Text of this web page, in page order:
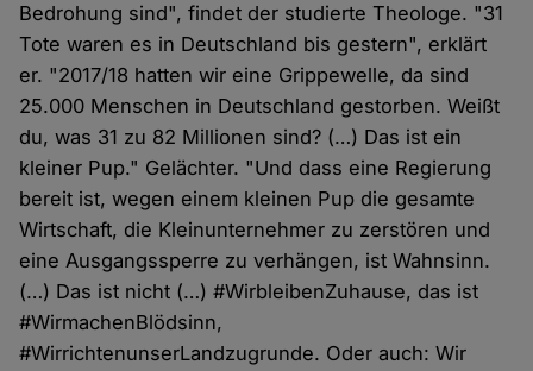
Bedrohung sind", findet der studierte Theologe. "31
Tote waren es in Deutschland bis gestern", erklärt
er. "2017/18 hatten wir eine Grippewelle, da sind
25.000 Menschen in Deutschland gestorben. Weißt
du, was 31 zu 82 Millionen sind? (…) Das ist ein
kleiner Pup." Gelächter. "Und dass eine Regierung
bereit ist, wegen einem kleinen Pup die gesamte
Wirtschaft, die Kleinunternehmer zu zerstören und
eine Ausgangssperre zu verhängen, ist Wahnsinn.
(…) Das ist nicht (…) #WirbleibenZuhause, das ist
#WirmachenBlödsinn,
#WirrichtenunserLandzugrunde. Oder auch: Wir